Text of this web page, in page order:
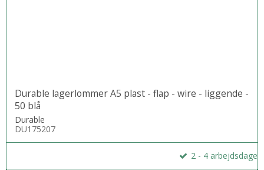
Durable lagerlommer A5 plast - flap - wire - liggende -
50 blå
Durable
DU175207
2 - 4 arbejdsdage